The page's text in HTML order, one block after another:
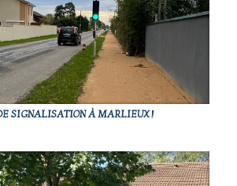
SIGNALISATION À MARLIEUX !